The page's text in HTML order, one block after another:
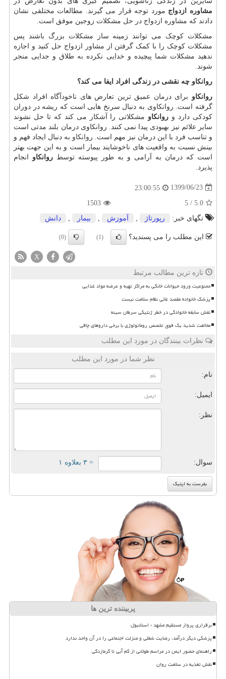
مشاوره ازدواج مورد توجه قرار می گیرند. مطالعات مختلفی نشان
دادند که مشاوره ازدواج در حل مشکلات زوجین موفق است.
مشکلات کوچک می توانند زمینه ساز مشکلات بزرگ باشند پس
مشکلات کوچک را با کمک گرفتن از مشاور ازدواج حل کنید و اجازه
ندهید مشکلات شما پیچیده و خدایی نکرده به طلاق و جدایی منجر
شوند.
روانکاو چه نقشی در زندگی افراد ایفا می کند؟
روانکاو برای درمان عمیق ترین تعارض های ناخودآگاه افراد شکل
گرفته است. روانکاوی به دنبال سرنخ هایی است که ریشه در دوران
کودکی دارد و روانکاو مشکلاتی را آشکار می کند که تا حل نشوند
سایر علائم نیز بهبودی پیدا نمی کنند. روانکاوی درمان بلند مدتی است
و تناسب فرد با این درمان نیز مهم است. روانکاو به دنبال ایجاد فهم و
بینش نسبت به واقعیت های ناخوشایند بیمار است و به این جهت بهتر
است که درمان به آرامی و به طور پیوسته توسط روانکاو انجام
پذیرد.
1399/06/23
23:00:55
5.0
/
5
1503
تگهای خبر:
رپورتاژ آموزش بیمار دانش
این مطلب را می پسندید؟ (1)
(0)
X
تازه ترین مطالب مرتبط
ممنوعیت ورود حیوانات خانگی به مراکز تهیه و عرضه مواد غذایی
پزشک خانواده مقصد غائی نظام سلامت نیست
نقش سابقه خانوادگی در خطر ژنتیکی سرطان سینه
مخالفت شدید یک فوق تخصص روماتولوژی با برخی داروهای چاقی
نظرات بینندگان در مورد این مطلب
نظر شما در مورد این مطلب
نام:
ایمیل:
نظر:
سوال: = ۳ بعلاوه ۱
پربیننده ترین ها
برقراری پرواز مستقیم مشهد - استانبول
پزشکی دیگر درآمد، رضایت شغلی و منزلت اجتماعی را در آن واحد ندارد
راهنمای حضور ایمن در مراسم طولانی از کم آبی تا گرمازدگی
نقش تغذیه در سلامت روان